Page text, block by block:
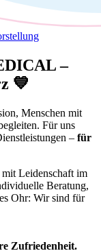
–
💙
Menschen mit
Für uns
– für
Leidenschaft im
Beratung,
Ohr: Wir sind für
Zufriedenheit.